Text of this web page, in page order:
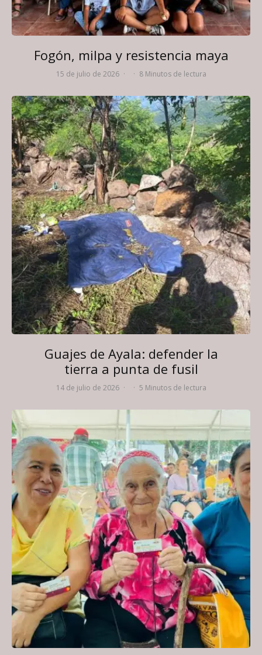
Fogón, milpa y resistencia maya
15 de julio de 2026 · · 8 Minutos de lectura
Guajes de Ayala: defender la
tierra a punta de fusil
14 de julio de 2026 · · 5 Minutos de lectura